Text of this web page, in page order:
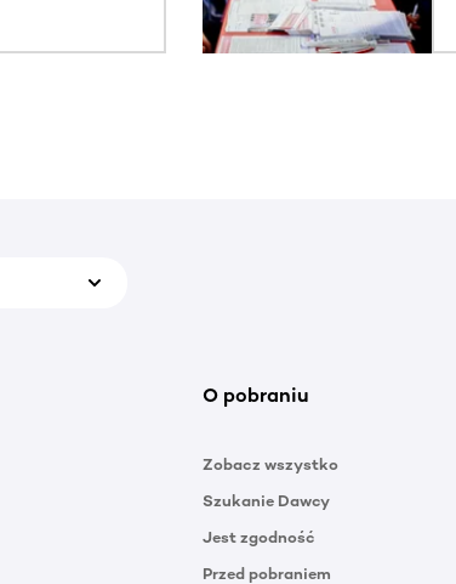
O pobraniu
Zobacz wszystko
Szukanie Dawcy
Jest zgodność
Przed pobraniem